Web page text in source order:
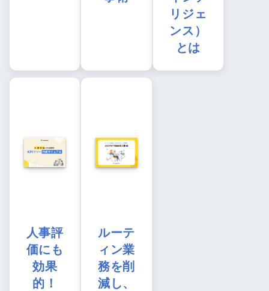
リジェ
ンス）
とは
人事評
価にも
効果
的！
ルーテ
ィン業
務を削
減し、